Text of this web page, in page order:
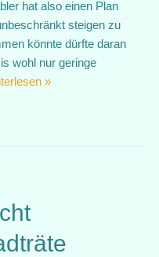
hat also einen Plan
steigen zu
könnte dürfte daran
wohl nur geringe
»